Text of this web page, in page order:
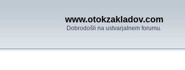
www.otokzakladov.com
Dobrodošli na ustvarjalnem forumu.